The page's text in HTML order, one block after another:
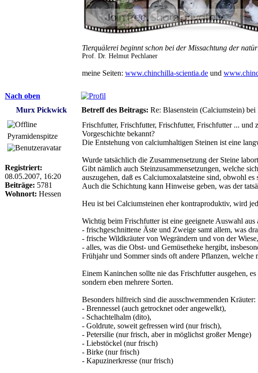
Tierquälerei beginnt schon bei der Missachtung der
Prof. Dr. Helmut Pechlaner
meine Seiten: www.chinchilla-scientia.de und
Nach oben
Murx Pickwick
Betreff des Beitrags: Re: Blasenstein (Calciumstein) bei
Pyramidenspitze
Registriert:
08.05.2007, 16:20
Beiträge: 5781
Wohnort: Hessen
Frischfutter, Frischfutter, Frischfutter, Frischfutter ... und
Vorgeschichte bekannt?
Die Entstehung von calciumhaltigen Steinen ist eine
Wurde tatsächlich die Zusammensetzung der Steine
Gibt nämlich auch Steinzusammensetzungen, welche
auszugehen, daß es Calciumoxalatsteine sind, obwohl es
Auch die Schichtung kann Hinweise geben, was der
Heu ist bei Calciumsteinen eher kontraproduktiv, wird
Wichtig beim Frischfutter ist eine geeignete Auswahl aus
- frischgeschnittene Äste und Zweige samt allem, was
- frische Wildkräuter von Wegrändern und von der
- alles, was die Obst- und Gemüsetheke hergibt,
Frühjahr und Sommer sinds oft andere Pflanzen, welche
Einem Kaninchen sollte nie das Frischfutter ausgehen,
sondern eben mehrere Sorten.
Besonders hilfreich sind die ausschwemmenden Kräuter:
- Brennessel (auch getrocknet oder angewelkt),
- Schachtelhalm (dito),
- Goldrute, soweit gefressen wird (nur frisch),
- Petersilie (nur frisch, aber in möglichst großer Menge)
- Liebstöckel (nur frisch)
- Birke (nur frisch)
- Kapuzinerkresse (nur frisch)